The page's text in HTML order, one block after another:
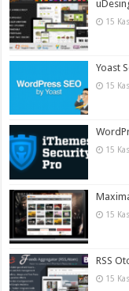
15
Yoast
15
15
15
RSS
15